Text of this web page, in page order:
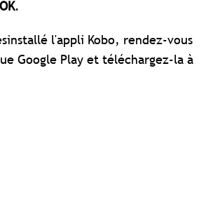
OK.
l'appli Kobo, rendez-vous
Google Play et téléchargez-la à